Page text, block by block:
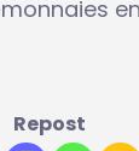
Repost